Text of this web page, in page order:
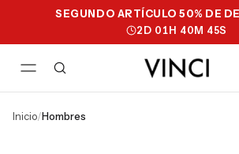
SEGUNDO ARTÍCULO 50% DE
2D 01H 40M 44S
inicio/ hombres